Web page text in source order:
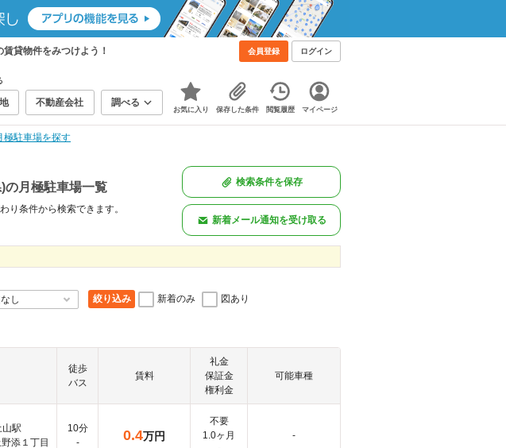
貸物件をみつけよう！ 会員登録 ログイン
不動産会社 調べる
お気に入り 保存した条件 閲覧履歴 マイページ
極駐車場を探す
の月極駐車場一覧
り条件から検索できます。
検索条件を保存
新着メール通知を受け取る
絞り込み 新着のみ 図あり
徒歩
バス
賃料
礼金
保証金
権利金
可能車種
山駅
添１丁目
10分
-
0.4万円
不要
1.0ヶ月
-